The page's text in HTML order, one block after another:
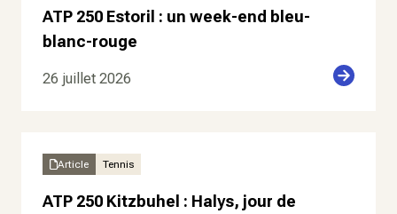
ATP 250 Estoril : un week-end bleu-
blanc-rouge
26 juillet 2026
Article Tennis
ATP 250 Kitzbuhel : Halys, jour de